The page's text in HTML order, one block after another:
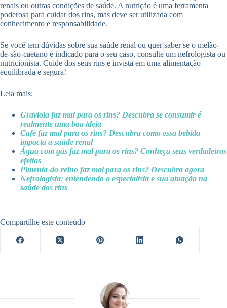
renais ou outras condições de saúde. A nutrição é uma ferramenta
poderosa para cuidar dos rins, mas deve ser utilizada com
conhecimento e responsabilidade.
Se você tem dúvidas sobre sua saúde renal ou quer saber se o melão-
de-são-caetano é indicado para o seu caso, consulte um nefrologista ou
nutricionista. Cuide dos seus rins e invista em uma alimentação
equilibrada e segura!
Leia mais:
Graviola faz mal para os rins? Descubra se consumir é
realmente uma boa ideia
Café faz mal para os rins? Descubra como essa bebida
impacta a saúde renal
Água com gás faz mal para os rins? Conheça seus verdadeiros
efeitos
Pimenta-do-reino faz mal para os rins? Descubra agora
Nefrologista: entendendo o especialista e sua atuação na
saúde dos rins
Compartilhe este conteúdo